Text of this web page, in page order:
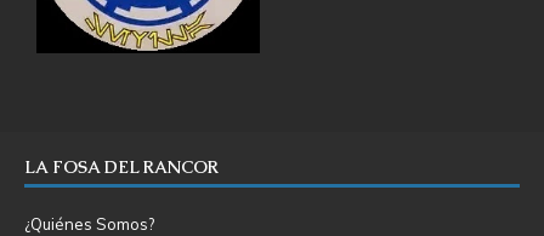
LA FOSA DEL RANCOR
¿Quiénes Somos?